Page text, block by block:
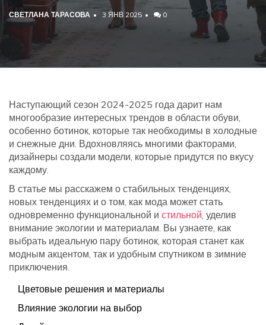
СВЕТЛАНА ТАРАСОВА 3 ЯНВ 2025 0
Наступающий сезон 2024-2025 года дарит нам
многообразие интересных трендов в области обуви,
особенно ботинок, которые так необходимы в холодные
и снежные дни. Вдохновляясь многими факторами,
дизайнеры создали модели, которые придутся по вкусу
каждому.
В статье мы расскажем о стабильных тенденциях,
новых тенденциях и о том, как мода может стать
одновременно функциональной и стильной, уделив
внимание экологии и материалам. Вы узнаете, как
выбрать идеальную пару ботинок, которая станет как
модным акцентом, так и удобным спутником в зимние
приключения.
Цветовые решения и материалы
Влияние экологии на выбор